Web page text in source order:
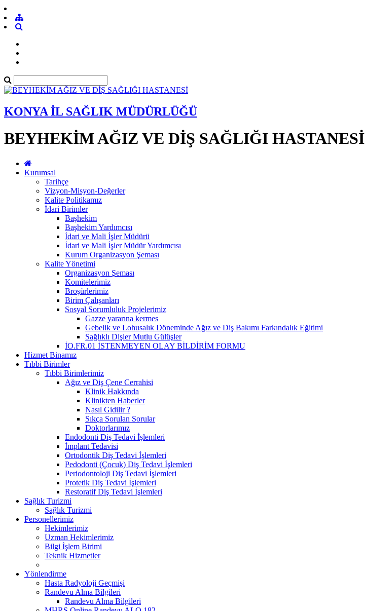
KONYA İL SAĞLIK MÜDÜRLÜĞÜ
BEYHEKİM AĞIZ VE DİŞ SAĞLIĞI HASTANESİ
Kurumsal
Tarihçe
Vizyon-Misyon-Değerler
Kalite Politikamız
İdari Birimler
Başhekim
Başhekim Yardımcısı
İdari ve Mali İşler Müdürü
İdari ve Mali İşler Müdür Yardımcısı
Kurum Organizasyon Şeması
Kalite Yönetimi
Organizasyon Şeması
Komitelerimiz
Broşürlerimiz
Birim Çalışanları
Sosyal Sorumluluk Projelerimiz
Gazze yararına kermes
Gebelik ve Lohusalık Döneminde Ağız ve Diş Bakımı Farkındalık Eğitimi
Sağlıklı Dişler Mutlu Gülüşler
İO.FR.01 İSTENMEYEN OLAY BİLDİRİM FORMU
Hizmet Binamız
Tıbbi Birimler
Tıbbi Birimlerimiz
Ağız ve Diş Çene Cerrahisi
Klinik Hakkında
Klinikten Haberler
Nasıl Gidilir ?
Sıkça Sorulan Sorular
Doktorlarımız
Endodonti Diş Tedavi İşlemleri
İmplant Tedavisi
Ortodontik Diş Tedavi İşlemleri
Pedodonti (Çocuk) Diş Tedavi İşlemleri
Periodontoloji Diş Tedavi İşlemleri
Protetik Diş Tedavi İşlemleri
Restoratif Diş Tedavi İşlemleri
Sağlık Turizmi
Sağlık Turizmi
Personellerimiz
Hekimlerimiz
Uzman Hekimlerimiz
Bilgi İşlem Birimi
Teknik Hizmetler
Yönlendirme
Hasta Radyoloji Geçmişi
Randevu Alma Bilgileri
Randevu Alma Bilgileri